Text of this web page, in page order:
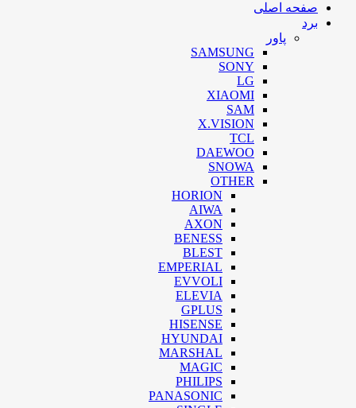
صفحه اصلی
برد
پاور
SAMSUNG
SONY
LG
XIAOMI
SAM
X.VISION
TCL
DAEWOO
SNOWA
OTHER
HORION
AIWA
AXON
BENESS
BLEST
EMPERIAL
EVVOLI
ELEVIA
GPLUS
HISENSE
HYUNDAI
MARSHAL
MAGIC
PHILIPS
PANASONIC